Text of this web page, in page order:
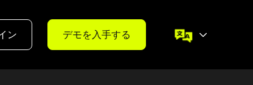
ン デモを入手する